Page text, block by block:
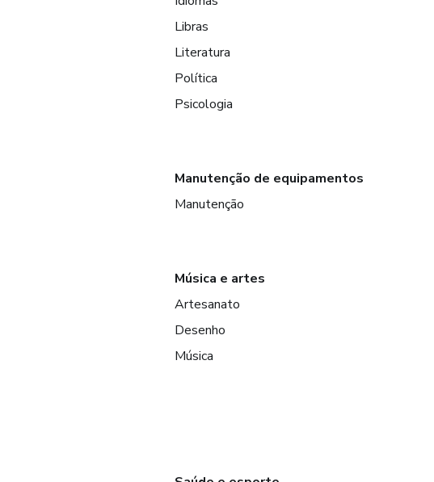
Libras
Literatura
Política
Psicologia
Manutenção de equipamentos
Manutenção
Música e artes
Artesanato
Desenho
Música